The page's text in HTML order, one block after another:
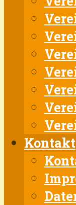
Kontakt